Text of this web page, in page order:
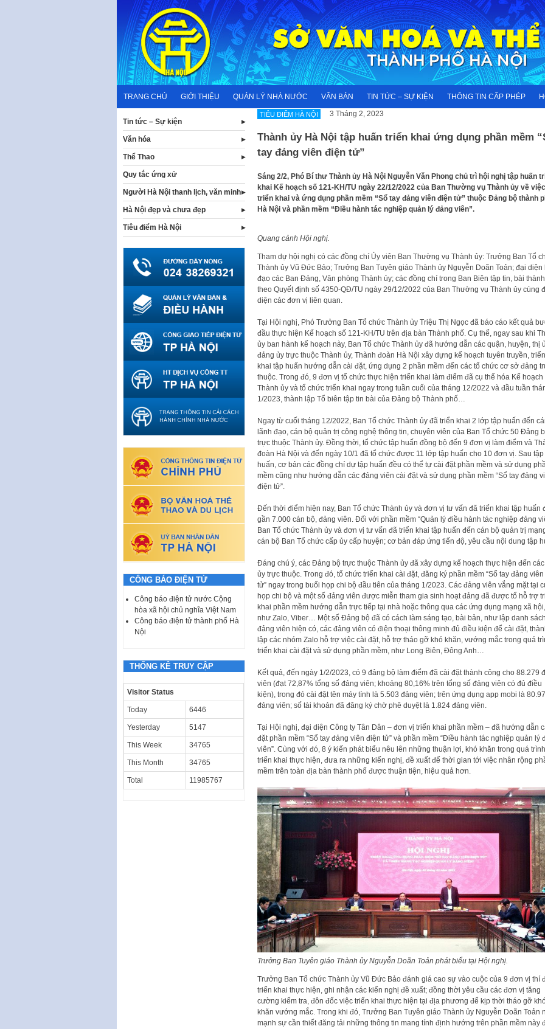
content
TRANG CHỦ GIỚI THIỆU QUẢN LÝ NHÀ NƯỚC VĂN BẢN TIN TỨC – SỰ KIỆN THÔNG TIN CẤP PHÉP
TIÊU ĐIỂM HÀ NỘI 3 Tháng 2, 2023
Thành ủy Hà Nội tập huấn triển khai ứng dụng phần mềm
tay đảng viên điện tử”
Sáng 2/2, Phó Bí thư Thành ủy Hà Nội Nguyễn Văn Phong chủ trì hội nghị tập huấn
khai Kế hoạch số 121-KH/TU ngày 22/12/2022 của Ban Thường vụ Thành ủy về việc
triển khai và ứng dụng phần mềm “Sổ tay đảng viên điện tử” thuộc Đảng bộ thành
Hà Nội và phần mềm “Điều hành tác nghiệp quản lý đảng viên”.
Quang cảnh Hội nghị.
Tham dự hội nghị có các đồng chí Ủy viên Ban Thường vụ Thành ủy: Trưởng Ban Tổ
Thành ủy Vũ Đức Bảo; Trưởng Ban Tuyên giáo Thành ủy Nguyễn Doãn Toản; đại diện
đạo các Ban Đảng, Văn phòng Thành ủy; các đồng chí trong Ban Biên tập tin, bài
theo Quyết định số 4350-QĐ/TU ngày 29/12/2022 của Ban Thường vụ Thành ủy cùng
diện các đơn vị liên quan.
Tại Hội nghị, Phó Trưởng Ban Tổ chức Thành ủy Triệu Thị Ngọc đã báo cáo kết quả
đầu thực hiện Kế hoạch số 121-KH/TU trên địa bàn Thành phố. Cụ thể, ngay sau khi
ủy ban hành kế hoạch này, Ban Tổ chức Thành ủy đã hướng dẫn các quận, huyện, thị
đảng ủy trực thuộc Thành ủy, Thành đoàn Hà Nội xây dựng kế hoạch tuyên truyền, triển
khai tập huấn hướng dẫn cài đặt, ứng dụng 2 phần mềm đến các tổ chức cơ sở đảng
thuộc. Trong đó, 9 đơn vị tổ chức thực hiện triển khai làm điểm đã cụ thể hóa Kế hoạch
Thành ủy và tổ chức triển khai ngay trong tuần cuối của tháng 12/2022 và đầu tuần
1/2023, thành lập Tổ biên tập tin bài của Đảng bộ Thành phố…
Ngay từ cuối tháng 12/2022, Ban Tổ chức Thành ủy đã triển khai 2 lớp tập huấn đến
lãnh đạo, cán bộ quản trị công nghệ thông tin, chuyên viên của Ban Tổ chức 50 Đảng
trực thuộc Thành ủy. Đồng thời, tổ chức tập huấn đồng bộ đến 9 đơn vị làm điểm và
đoàn Hà Nội và đến ngày 10/1 đã tổ chức được 11 lớp tập huấn cho 10 đơn vị. Sau tập
huấn, cơ bản các đồng chí dự tập huấn đều có thể tự cài đặt phần mềm và sử dụng
mềm cũng như hướng dẫn các đảng viên cài đặt và sử dụng phần mềm “Sổ tay đảng
điện tử”.
Đến thời điểm hiện nay, Ban Tổ chức Thành ủy và đơn vị tư vấn đã triển khai tập huấn
gần 7.000 cán bộ, đảng viên. Đối với phần mềm “Quản lý điều hành tác nghiệp đảng
Ban Tổ chức Thành ủy và đơn vị tư vấn đã triển khai tập huấn đến cán bộ quản trị
cán bộ Ban Tổ chức cấp ủy cấp huyện; cơ bản đáp ứng tiến độ, yêu cầu nội dung tập
Đáng chú ý, các Đảng bộ trực thuộc Thành ủy đã xây dựng kế hoạch thực hiện đến
ủy trực thuộc. Trong đó, tổ chức triển khai cài đặt, đăng ký phần mềm “Sổ tay đảng
tử” ngay trong buổi họp chi bộ đầu tiên của tháng 1/2023. Các đảng viên vắng mặt tại
họp chi bộ và một số đảng viên được miễn tham gia sinh hoạt đảng đã được tổ hỗ trợ
khai phần mềm hướng dẫn trực tiếp tại nhà hoặc thông qua các ứng dụng mạng xã hội,
như Zalo, Viber… Một số Đảng bộ đã có cách làm sáng tạo, bài bản, như lập danh
đảng viên hiện có, các đảng viên có điện thoại thông minh đủ điều kiện để cài đặt,
lập các nhóm Zalo hỗ trợ việc cài đặt, hỗ trợ tháo gỡ khó khăn, vướng mắc trong quá
triển khai cài đặt và sử dụng phần mềm, như Long Biên, Đông Anh…
Kết quả, đến ngày 1/2/2023, có 9 đảng bộ làm điểm đã cài đặt thành công cho 88.279
viên (đạt 72,87% tổng số đảng viên; khoảng 80,16% trên tổng số đảng viên có đủ điều
kiện), trong đó cài đặt tên máy tính là 5.503 đảng viên; trên ứng dụng app mobi là
đảng viên; số tài khoản đã đăng ký chờ phê duyệt là 1.824 đảng viên.
Tại Hội nghị, đại diện Công ty Tân Dân – đơn vị triển khai phần mềm – đã hướng dẫn
đặt phần mềm “Sổ tay đảng viên điện tử” và phần mềm “Điều hành tác nghiệp quản lý
viên”. Cùng với đó, 8 ý kiến phát biểu nêu lên những thuận lợi, khó khăn trong quá trình
triển khai thực hiện, đưa ra những kiến nghị, đề xuất để thời gian tới việc nhân rộng
mềm trên toàn địa bàn thành phố được thuận tiện, hiệu quả hơn.
Trưởng Ban Tuyên giáo Thành ủy Nguyễn Doãn Toản phát biểu tại Hội nghị.
Trưởng Ban Tổ chức Thành ủy Vũ Đức Bảo đánh giá cao sự vào cuộc của 9 đơn vị thí
triển khai thực hiện, ghi nhận các kiến nghị đề xuất; đồng thời yêu cầu các đơn vị tăng
cường kiểm tra, đôn đốc việc triển khai thực hiện tại địa phương để kịp thời tháo gỡ
khăn vướng mắc. Trong khi đó, Trưởng Ban Tuyên giáo Thành ủy Nguyễn Doãn Toản
mạnh sự cần thiết đăng tải những thông tin mang tính định hướng trên phần mềm này
Tin tức – Sự kiện
Văn hóa
Thể Thao
Quy tắc ứng xử
Người Hà Nội thanh lịch, văn minh
Hà Nội đẹp và chưa đẹp
Tiêu điểm Hà Nội
CÔNG BÁO ĐIỆN TỬ
Công báo điện tử nước Cộng
hòa xã hội chủ nghĩa Việt Nam
Công báo điện tử thành phố Hà
Nội
THỐNG KÊ TRUY CẬP
Visitor Status
Today 6446
Yesterday 5147
This Week 34765
This Month 34765
Total 11985767